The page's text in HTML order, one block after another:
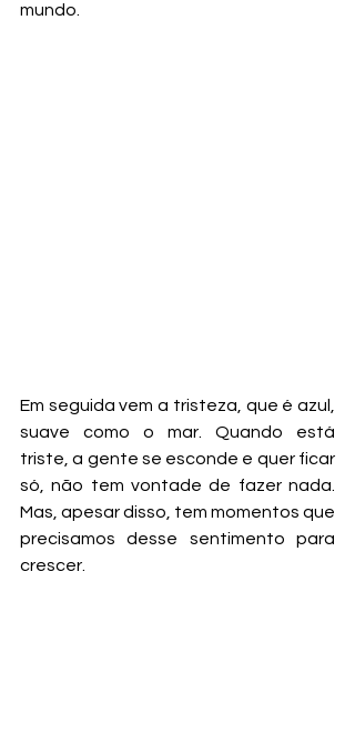
mundo.
Em seguida vem a tristeza, que é azul,
suave como o mar. Quando está
triste, a gente se esconde e quer ficar
só, não tem vontade de fazer nada.
Mas, apesar disso, tem momentos que
precisamos desse sentimento para
crescer.